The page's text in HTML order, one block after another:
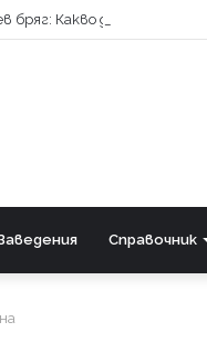
Какво да очакваме?
Справочник